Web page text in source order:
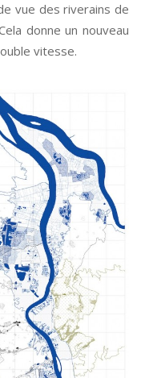
vue des riverains de
donne un nouveau
vitesse.